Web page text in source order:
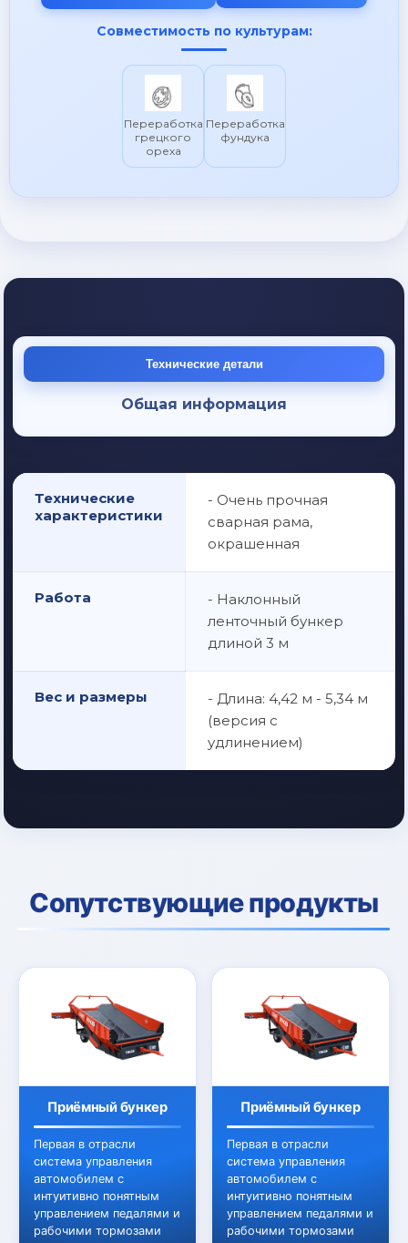
Совместимость по культурам:
Переработка
грецкого
ореха
Переработка
фундука
Технические детали
Общая информация
Технические
характеристики
- Очень прочная
сварная рама,
окрашенная
Работа
- Наклонный
ленточный бункер
длиной 3 м
Вес и размеры
- Длина: 4,42 м - 5,34 м
(версия с
удлинением)
Сопутствующие продукты
Приёмный бункер
Первая в отрасли
система управления
автомобилем с
интуитивно понятным
управлением педалями и
рабочими тормозами
Приёмный бункер
Первая в отрасли
система управления
автомобилем с
интуитивно понятным
управлением педалями и
рабочими тормозами